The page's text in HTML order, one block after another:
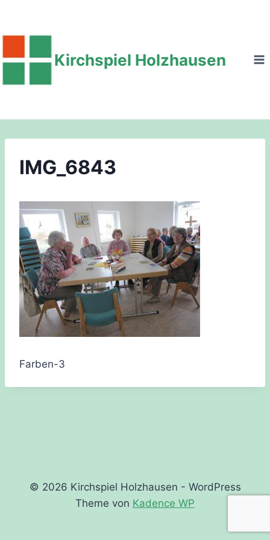
springen
Kirchspiel Holzhausen
IMG_6843
Farben-3
© 2026 Kirchspiel Holzhausen - WordPress
Theme von Kadence WP